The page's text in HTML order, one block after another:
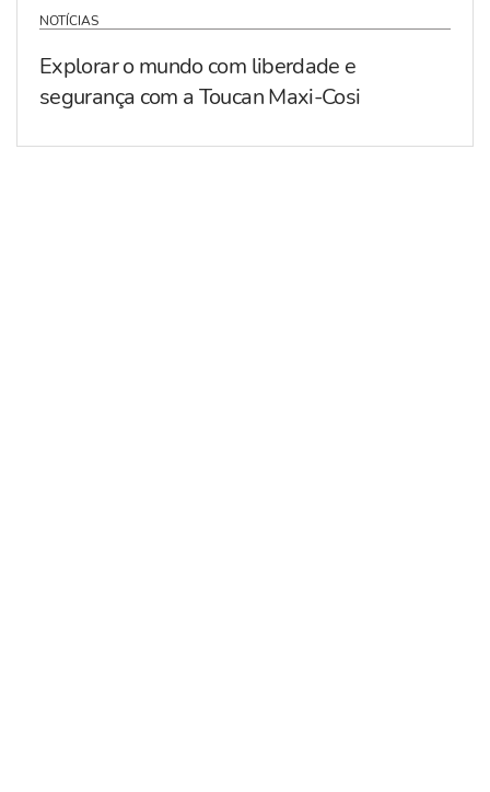
NOTÍCIAS
Explorar o mundo com liberdade e
segurança com a Toucan Maxi-Cosi